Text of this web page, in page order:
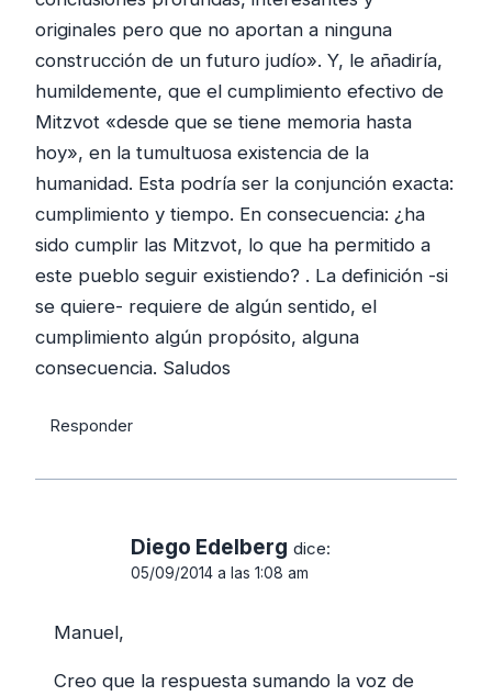
originales pero que no aportan a ninguna
construcción de un futuro judío». Y, le añadiría,
humildemente, que el cumplimiento efectivo de
Mitzvot «desde que se tiene memoria hasta
hoy», en la tumultuosa existencia de la
humanidad. Esta podría ser la conjunción exacta:
cumplimiento y tiempo. En consecuencia: ¿ha
sido cumplir las Mitzvot, lo que ha permitido a
este pueblo seguir existiendo? . La definición -si
se quiere- requiere de algún sentido, el
cumplimiento algún propósito, alguna
consecuencia. Saludos
Responder
Diego Edelberg dice:
05/09/2014 a las 1:08 am
Manuel,
Creo que la respuesta sumando la voz de